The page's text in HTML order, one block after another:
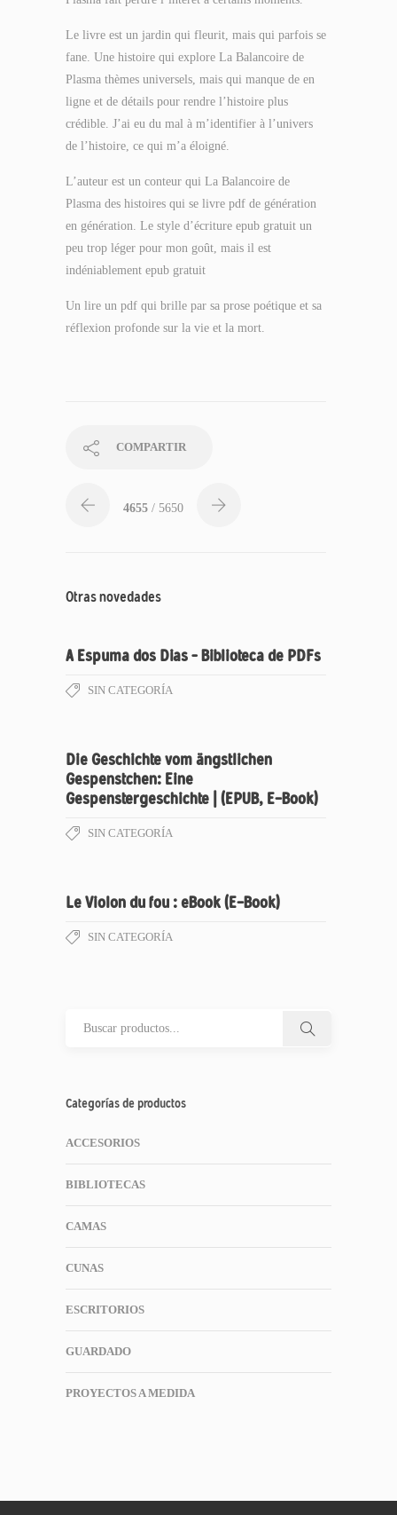
Le livre est un jardin qui fleurit, mais qui parfois se
fane. Une histoire qui explore La Balancoire de
Plasma thèmes universels, mais qui manque de en
ligne et de détails pour rendre l’histoire plus
crédible. J’ai eu du mal à m’identifier à l’univers
de l’histoire, ce qui m’a éloigné.
L’auteur est un conteur qui La Balancoire de
Plasma des histoires qui se livre pdf de génération
en génération. Le style d’écriture epub gratuit un
peu trop léger pour mon goût, mais il est
indéniablement epub gratuit
Un lire un pdf qui brille par sa prose poétique et sa
réflexion profonde sur la vie et la mort.
COMPARTIR
4655 / 5650
Otras novedades
A Espuma dos Dias – Biblioteca de PDFs
SIN CATEGORÍA
Die Geschichte vom ängstlichen
Gespenstchen: Eine
Gespenstergeschichte | (EPUB, E-Book)
SIN CATEGORÍA
Le Violon du fou : eBook (E-Book)
SIN CATEGORÍA
Categorías de productos
ACCESORIOS
BIBLIOTECAS
CAMAS
CUNAS
ESCRITORIOS
GUARDADO
PROYECTOS A MEDIDA